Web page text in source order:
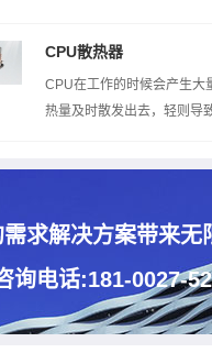
CPU散热器
CPU在工作的时候会产生大
热量及时散发出去，轻则导致
求解决方案带来无
询电话:181-0027-